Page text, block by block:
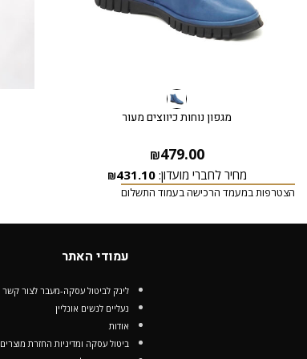
מגפון נוחות כיווצים מעור
₪479.00
מחיר לחברי מועדון: ₪431.10
הצטרפות במעמד הרכישה בעמוד התשלום
עמודי האתר
לינק לביטול עסקה-מעבר לצור קשר
נעליים לנשים אונליין
אודות
ביטול עסקה ומדיניות החזרת מוצרים